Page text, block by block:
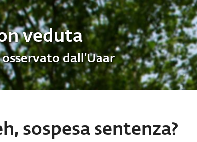
veduta
dall’Uaar
sospesa sentenza?